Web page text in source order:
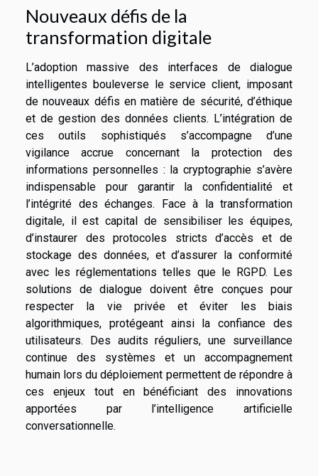
Nouveaux défis de la
transformation digitale
L’adoption massive des interfaces de dialogue
intelligentes bouleverse le service client, imposant
de nouveaux défis en matière de sécurité, d’éthique
et de gestion des données clients. L’intégration de
ces outils sophistiqués s’accompagne d’une
vigilance accrue concernant la protection des
informations personnelles : la cryptographie s’avère
indispensable pour garantir la confidentialité et
l’intégrité des échanges. Face à la transformation
digitale, il est capital de sensibiliser les équipes,
d’instaurer des protocoles stricts d’accès et de
stockage des données, et d’assurer la conformité
avec les réglementations telles que le RGPD. Les
solutions de dialogue doivent être conçues pour
respecter la vie privée et éviter les biais
algorithmiques, protégeant ainsi la confiance des
utilisateurs. Des audits réguliers, une surveillance
continue des systèmes et un accompagnement
humain lors du déploiement permettent de répondre à
ces enjeux tout en bénéficiant des innovations
apportées par l’intelligence artificielle
conversationnelle.